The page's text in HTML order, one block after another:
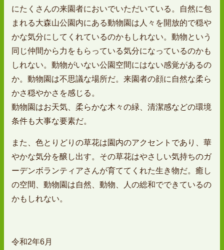
にたくさんの来園者においでいただいている。自然に包
まれる大森山公園内にある動物園は人々を開放的で穏や
かな気分にしてくれているのかもしれない。動物という
同じ仲間から力をもらっている気分になっているのかも
しれない。動物がいない公園空間にはない感覚があるの
か。動物園は不思議な場所だ。来園者の顔に自然な柔ら
かさ穏やかさを感じる。
動物園はお天気、柔らかな木々の緑、清潔感などの環境
条件も大事な要素だ。
また、色とりどりの草花は園内のアクセントであり、華
やかな気分を醸し出す。その草花はやさしい気持ちのガ
ーデンボランティアさんが育ててくれた生き物だ。癒し
の空間、動物園は自然、動物、人の総和でできているの
かもしれない。
令和2年6月